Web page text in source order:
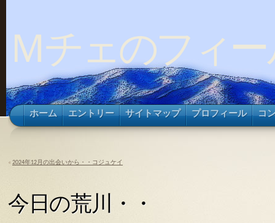
Ｍチェのフィ
ホーム エントリー サイトマップ プロフィール コ
« 2024年12月の出会いから・・コジュケイ
今日の荒川・・